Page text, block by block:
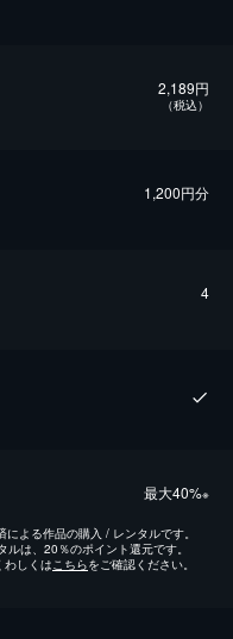
2,189円
（税込）
1,200円分
4
最⼤40%※
よる作品の購入 / レンタルです。
は、20％のポイント還元です。
わしくはこちらをご確認ください。